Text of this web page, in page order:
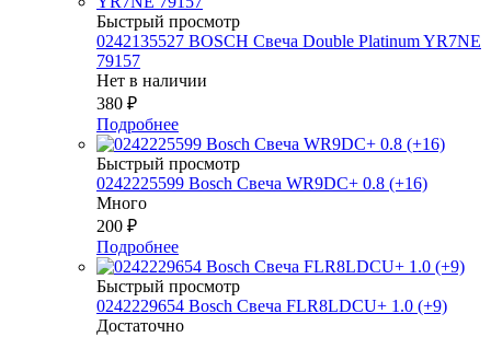
Быстрый просмотр
0242135527 BOSСH Свеча Double Platinum YR7NE
79157
Нет в наличии
380 ₽
Подробнее
Быстрый просмотр
0242225599 Bosch Свеча WR9DC+ 0.8 (+16)
Много
200 ₽
Подробнее
Быстрый просмотр
0242229654 Bosch Свеча FLR8LDCU+ 1.0 (+9)
Достаточно